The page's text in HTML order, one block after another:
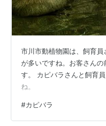
市川市動植物園は、飼育
が多いですね。お客さん
す。 カピバラさんと飼育
ね。
#カピバラ